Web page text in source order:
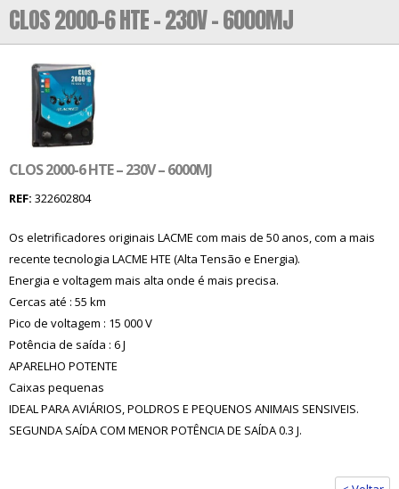
CLOS 2000-6 HTE – 230V – 6000MJ
CLOS 2000-6 HTE – 230V – 6000MJ
REF: 322602804
Os eletrificadores originais LACME com mais de 50 anos, com a mais
recente tecnologia LACME HTE (Alta Tensão e Energia).
Energia e voltagem mais alta onde é mais precisa.
Cercas até : 55 km
Pico de voltagem : 15 000 V
Potência de saída : 6 J
APARELHO POTENTE
Caixas pequenas
IDEAL PARA AVIÁRIOS, POLDROS E PEQUENOS ANIMAIS SENSIVEIS.
SEGUNDA SAÍDA COM MENOR POTÊNCIA DE SAÍDA 0.3 J.